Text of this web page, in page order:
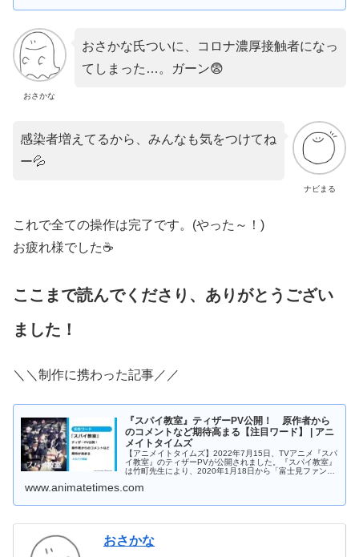
おさかな
おさかな氏ついに、コロナ濃厚接触者になっ
てしまった…。ガーン😨
ナビまる
感染者増えてるから、みんなも気をつけてね
ー💦
これで全ての操作は完了です。(やった～！)
お疲れ様でした☕
ここまで読んでくださり、ありがとうござい
ました！
＼＼制作に携わった記事／／
『スパイ教室』ティザーPV公開！ 原作者から
のコメントなど期待高まる【注目ワード】 | アニ
メイトタイムズ
【アニメイトタイムズ】2022年7月15日、TVアニメ『スパ
イ教室』のティザーPVが公開されました。『スパイ教室』
は竹町先生により、2020年1月18日から「富士見ファンタ
ベルで、シリーズ累計発行部数50万部を突破した人気作品
www.animatetimes.com
おさかな